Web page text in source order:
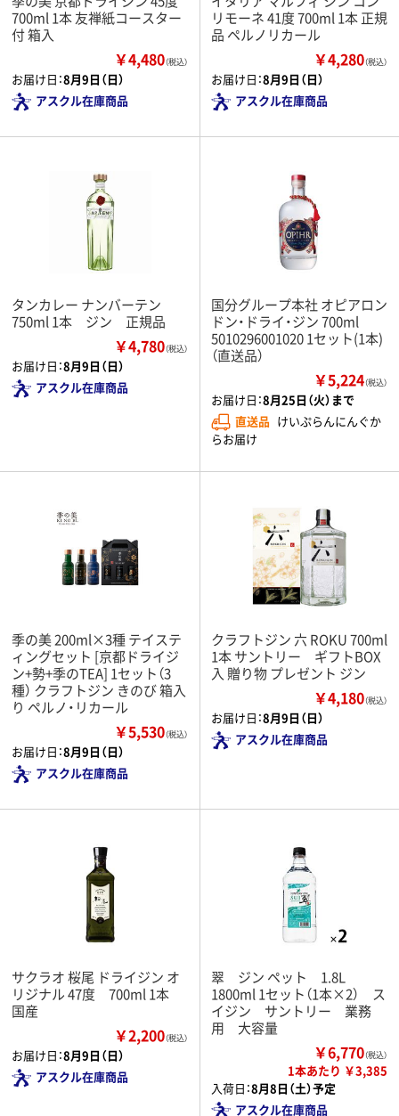
700ml 1本 友禅紙コースター
付 箱入
￥4,480（税込）
お届け日：8月9日（日）
アスクル在庫商品
リモーネ 41度 700ml 1本 正規
品 ペルノリカール
￥4,280（税込）
お届け日：8月9日（日）
アスクル在庫商品
タンカレー ナンバーテン
750ml 1本 ジン 正規品
￥4,780（税込）
お届け日：8月9日（日）
アスクル在庫商品
国分グループ本社 オピアロン
ドン・ドライ・ジン 700ml
5010296001020 1セット(1本)
（直送品）
￥5,224（税込）
お届け日：8月25日（火）まで
直送品 けいぷらんにんぐか
らお届け
季の美 200ml×3種 テイステ
ィングセット [京都ドライジ
ン+勢+季のTEA] 1セット（3
種） クラフトジン きのび 箱入
り ペルノ・リカール
￥5,530（税込）
お届け日：8月9日（日）
アスクル在庫商品
クラフトジン 六 ROKU 700ml
1本 サントリー ギフトBOX
入 贈り物 プレゼント ジン
￥4,180（税込）
お届け日：8月9日（日）
アスクル在庫商品
サクラオ 桜尾 ドライジン オ
リジナル 47度 700ml 1本
国産
￥2,200（税込）
お届け日：8月9日（日）
アスクル在庫商品
翠 ジン ペット 1.8L
1800ml 1セット（1本×2） ス
イジン サントリー 業務
用 大容量
￥6,770（税込）
1本あたり ￥3,385
入荷日：8月8日（土）予定
アスクル在庫商品